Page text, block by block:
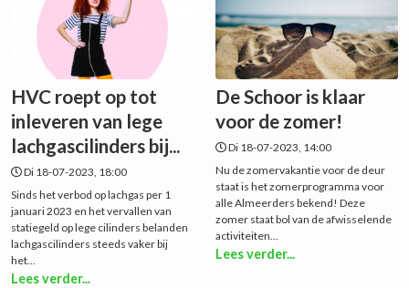
HVC roept op tot
inleveren van lege
lachgascilinders bij...
Di 18-07-2023, 18:00
Sinds het verbod op lachgas per 1
januari 2023 en het vervallen van
statiegeld op lege cilinders belanden
lachgascilinders steeds vaker bij
het...
Lees verder...
De Schoor is klaar
voor de zomer!
Di 18-07-2023, 14:00
Nu de zomervakantie voor de deur
staat is het zomerprogramma voor
alle Almeerders bekend! Deze
zomer staat bol van de afwisselende
activiteiten...
Lees verder...